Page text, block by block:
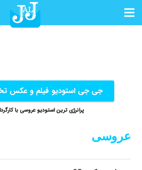
جی جی استودیو فیلم و عکس
پرانرژی ترین استودیو عروسی با
عروسی